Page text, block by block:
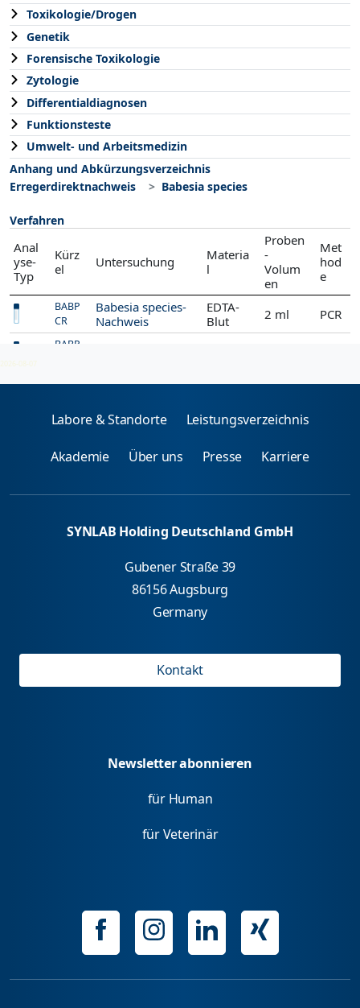
Toxikologie/Drogen
Genetik
Forensische Toxikologie
Zytologie
Differentialdiagnosen
Funktionsteste
Umwelt- und Arbeitsmedizin
Anhang und Abkürzungsverzeichnis
Erregerdirektnachweis
Babesia species
Verfahren
Anal
yse-
Typ
Kürz
el
Untersuchung
Materia
l
Proben
-
Volum
en
Met
hod
e
BABP
CR
Babesia species-
Nachweis
EDTA-
Blut
2 ml PCR
BABP
2026-08-07
Labore & Standorte Leistungsverzeichnis
Akademie Über uns Presse Karriere
SYNLAB Holding Deutschland GmbH
Gubener Straße 39
86156 Augsburg
Germany
Kontakt
Newsletter abonnieren
für Human
für Veterinär